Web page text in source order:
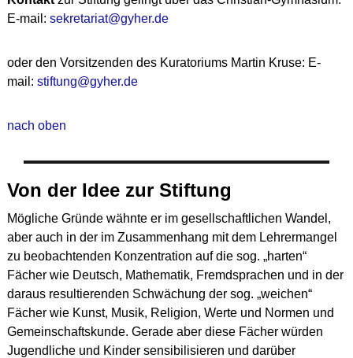
E-mail: sekretariat@gyher.de
oder den Vorsitzenden des Kuratoriums Martin Kruse: E-
mail: stiftung@gyher.de
nach oben
Von der Idee zur Stiftung
Mögliche Gründe wähnte er im gesellschaftlichen Wandel,
aber auch in der im Zusammenhang mit dem Lehrermangel
zu beobachtenden Konzentration auf die sog. „harten“
Fächer wie Deutsch, Mathematik, Fremdsprachen und in der
daraus resultierenden Schwächung der sog. „weichen“
Fächer wie Kunst, Musik, Religion, Werte und Normen und
Gemeinschaftskunde. Gerade aber diese Fächer würden
Jugendliche und Kinder sensibilisieren und darüber